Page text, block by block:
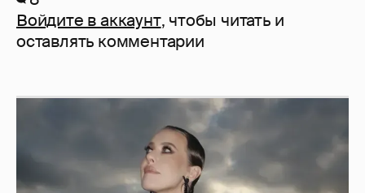
Войдите в аккаунт, чтобы читать и
оставлять комментарии